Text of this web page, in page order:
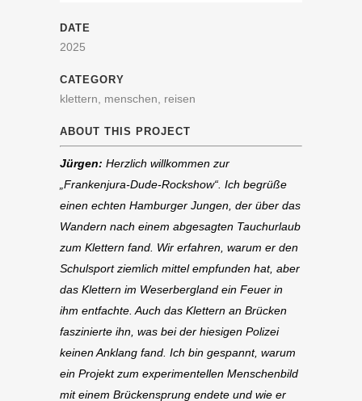
DATE
2025
CATEGORY
klettern, menschen, reisen
ABOUT THIS PROJECT
Jürgen: Herzlich willkommen zur
„Frankenjura-Dude-Rockshow“. Ich begrüße
einen echten Hamburger Jungen, der über das
Wandern nach einem abgesagten Tauchurlaub
zum Klettern fand. Wir erfahren, warum er den
Schulsport ziemlich mittel empfunden hat, aber
das Klettern im Weserbergland ein Feuer in
ihm entfachte. Auch das Klettern an Brücken
faszinierte ihn, was bei der hiesigen Polizei
keinen Anklang fand. Ich bin gespannt, warum
ein Projekt zum experimentellen Menschenbild
mit einem Brückensprung endete und wie er